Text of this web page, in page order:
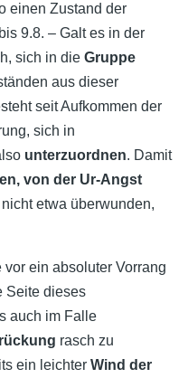
einen Zustand der
9.8. – Galt es in der
sich in die Gruppe
aus dieser
seit Aufkommen der
sich in
unterzuordnen. Damit
von der Ur-Angst
nicht etwa überwunden,
vor ein absoluter Vorrang
Seite dieses
auch im Falle
rasch zu
ein leichter Wind der